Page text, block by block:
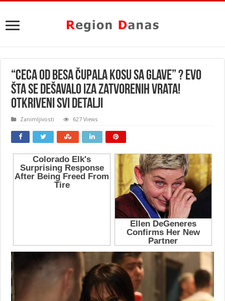
“CECA OD BESA ČUPALA KOSU SA GLAVE” ? Evo
šta se dešavalo iza zatvorenih vrata!
OTKRIVENI SVI DETALJI
Zanimljivosti 627 Views